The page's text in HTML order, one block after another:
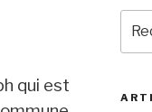
qui est
pour
: